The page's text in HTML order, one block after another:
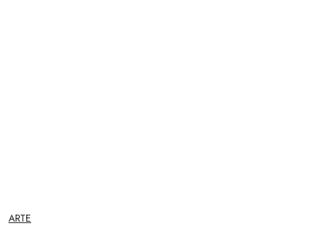
NAZWA
PRODUCENTA:
ARTE